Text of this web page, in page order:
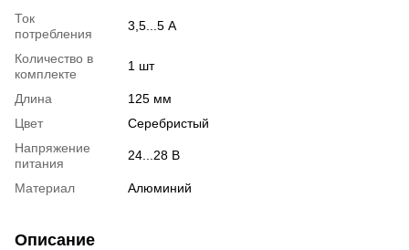
Ток
потребления
3,5...5 А
Количество в
комплекте
1 шт
Длина
125 мм
Цвет
Серебристый
Напряжение
питания
24...28 В
Материал Алюминий
Описание